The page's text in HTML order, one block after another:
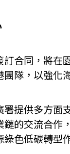
合同，將
隊，以強化
提供多方
的交流合
色低碳轉型